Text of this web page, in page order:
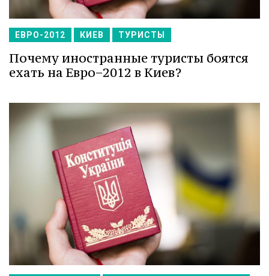
ЕВРО-2012 КИЕВ ТУРИСТЫ
Почему иностранные туристы боятся
ехать на Евро−2012 в Киев?